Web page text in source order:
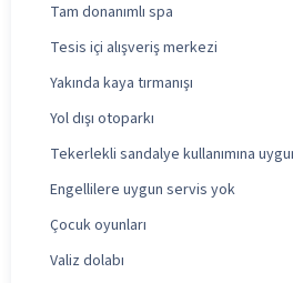
Tam donanımlı spa
Tesis içi alışveriş merkezi
Yakında kaya tırmanışı
Yol dışı otoparkı
Tekerlekli sandalye kullanımına
Engellilere uygun servis yok
Çocuk oyunları
Valiz dolabı